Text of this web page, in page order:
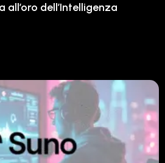
all’oro dell’Intelligenza